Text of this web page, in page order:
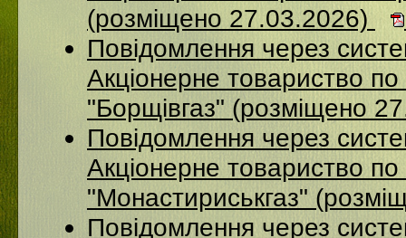
(розміщено 27.03.2026)
Повідомлення через
Акцiонерне товариство по
"Борщiвгаз" (розміщено
Повідомлення через
Акціонерне товариство по
"Монастириськгаз"
Повідомлення через